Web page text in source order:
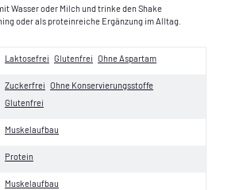
Wasser oder Milch und trinke den Shake
oder als proteinreiche Ergänzung im Alltag.
Laktosefrei Glutenfrei Ohne Aspartam
Zuckerfrei Ohne Konservierungsstoffe
Glutenfrei
Muskelaufbau
Protein
Muskelaufbau